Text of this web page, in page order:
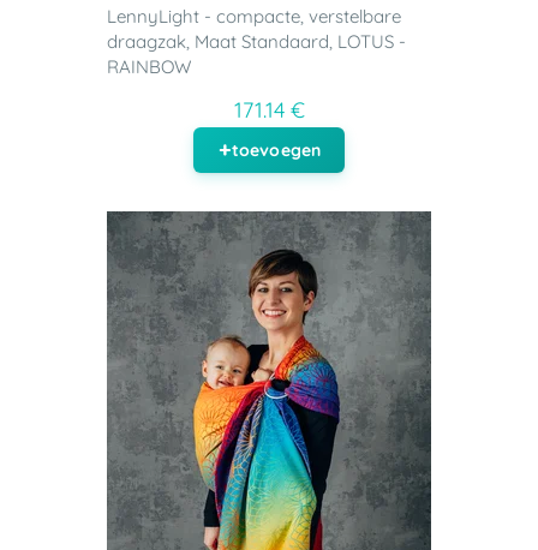
LennyLight - compacte, verstelbare
draagzak, Maat Standaard, LOTUS -
RAINBOW
171.14 €
toevoegen